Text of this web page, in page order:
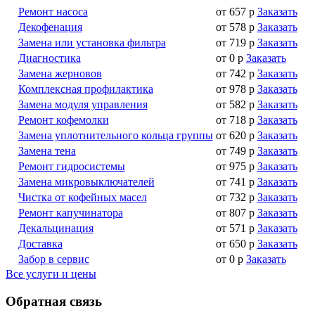
Ремонт насоса от 657 р Заказать
Декофенация
от 578 р Заказать
Замена или установка фильтра
от 719 р Заказать
Диагностика
от 0 р Заказать
Замена жерновов
от 742 р Заказать
Комплексная профилактика
от 978 р Заказать
Замена модуля управления
от 582 р Заказать
Ремонт кофемолки
от 718 р Заказать
Замена уплотнительного кольца группы от 620 р Заказать
Замена тена
от 749 р Заказать
Ремонт гидросистемы
от 975 р Заказать
Замена микровыключателей
от 741 р Заказать
Чистка от кофейных масел
от 732 р Заказать
Ремонт капучинатора
от 807 р Заказать
Декальцинация
от 571 р Заказать
Доставка
от 650 р Заказать
Забор в сервис
от 0 р Заказать
Все услуги и цены
Обратная связь